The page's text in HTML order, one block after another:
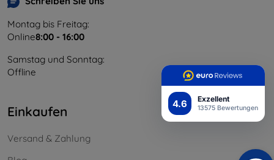
4.6 Exzellent
13575 Bewertungen
Montag bis Freitag:
Online8:00 - 16:00
Samstag und Sonntag:
Offline
Einkaufen
Versand & Zahlung